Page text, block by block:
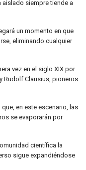
siempre tiende a
un momento en que
eliminando cualquier
vez en el siglo XIX por
Rudolf Clausius, pioneros
en este escenario, las
se evaporarán por
científica la
sigue expandiéndose